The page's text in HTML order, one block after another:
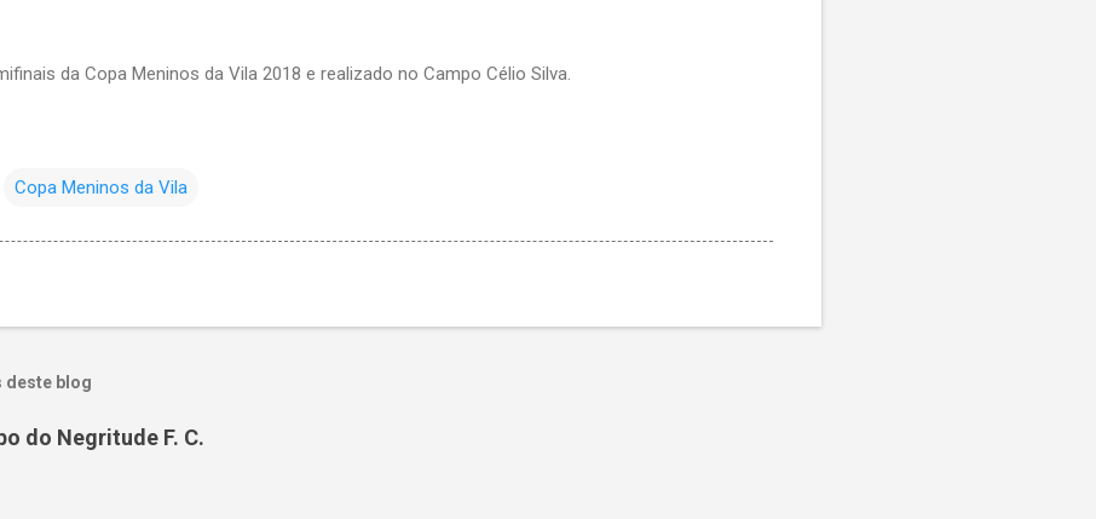
da Copa Meninos da Vila 2018 e realizado no Campo Célio Silva.
Copa Meninos da Vila
deste blog
do Negritude F. C.